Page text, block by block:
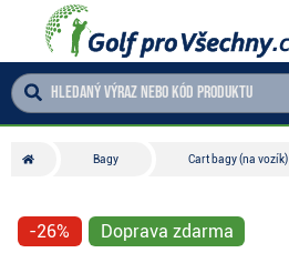
Bagy Cart bagy (na vozík)
-26% Doprava zdarma